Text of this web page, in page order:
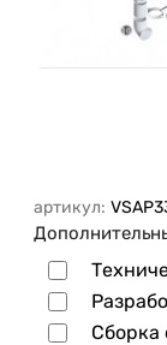
артикул:
Сборка